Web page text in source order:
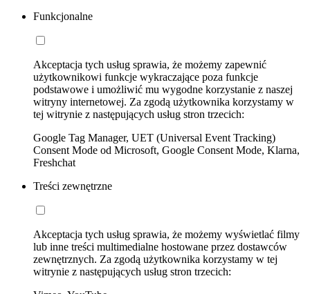
Funkcjonalne
Akceptacja tych usług sprawia, że możemy zapewnić
użytkownikowi funkcje wykraczające poza funkcje
podstawowe i umożliwić mu wygodne korzystanie z naszej
witryny internetowej. Za zgodą użytkownika korzystamy w
tej witrynie z następujących usług stron trzecich:
Google Tag Manager, UET (Universal Event Tracking)
Consent Mode od Microsoft, Google Consent Mode, Klarna,
Freshchat
Treści zewnętrzne
Akceptacja tych usług sprawia, że możemy wyświetlać filmy
lub inne treści multimedialne hostowane przez dostawców
zewnętrznych. Za zgodą użytkownika korzystamy w tej
witrynie z następujących usług stron trzecich: